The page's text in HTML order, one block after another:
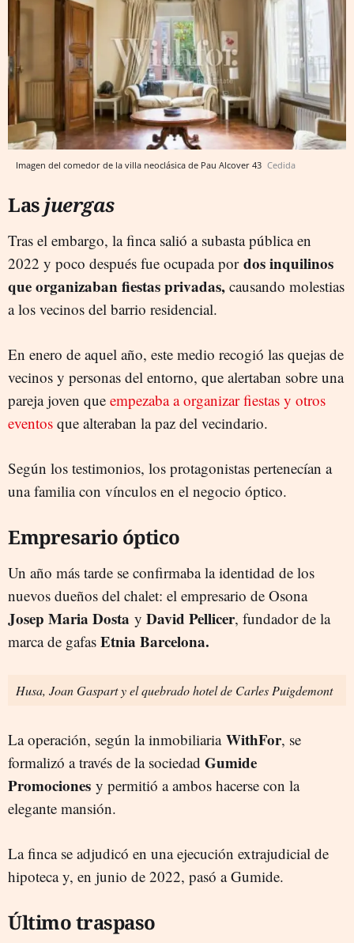
Imagen del comedor de la villa neoclásica de Pau Alcover 43 Cedida
Las juergas
Tras el embargo, la finca salió a subasta pública en
2022 y poco después fue ocupada pordos inquilinos
que organizaban fiestas privadas, causando molestias
a los vecinos del barrio residencial.
En enero de aquel año, este medio recogió las quejas de
vecinos y personas del entorno, que alertaban sobre una
pareja joven que empezaba a organizar fiestas y otros
eventos que alteraban la paz del vecindario.
Según los testimonios, los protagonistas pertenecían a
una familia con vínculos en el negocio óptico.
Empresario óptico
Un año más tarde se confirmaba la identidad de los
nuevos dueños del chalet: el empresario de Osona
Josep Maria Dosta y David Pellicer, fundador de la
marca de gafas Etnia Barcelona.
Husa, Joan Gaspart y el quebrado hotel de Carles Puigdemont
La operación, según la inmobiliaria WithFor, se
formalizó a través de la sociedad Gumide
Promociones y permitió a ambos hacerse con la
elegante mansión.
La finca se adjudicó en una ejecución extrajudicial de
hipoteca y, en junio de 2022, pasó a Gumide.
Último traspaso